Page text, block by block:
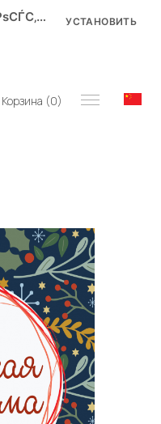
Корзина (0)
Zuma Р’Р»Р°РґРёРІРѕСЃС‚РѕРє УСТАНОВИТЬ